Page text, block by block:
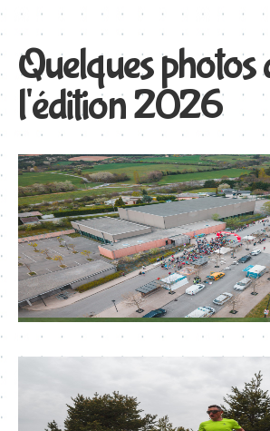
Quelques photos
l'édition 2026